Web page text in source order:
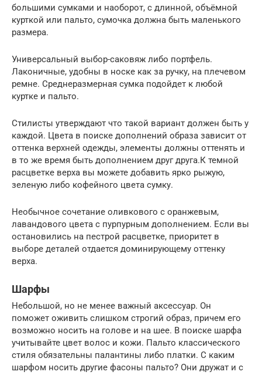
большими сумками и наоборот, с длинной, объёмной
курткой или пальто, сумочка должна быть маленького
размера.
Универсальный выбор-саковяж либо портфель.
Лаконичные, удобны в носке как за ручку, на плечевом
ремне. Среднеразмерная сумка подойдет к любой
куртке и пальто.
Стилисты утверждают что такой вариант должен быть у
каждой. Цвета в поиске дополнений образа зависит от
оттенка верхней одежды, элементы должны оттенять и
в то же время быть дополнением друг друга.К темной
расцветке верха вы можете добавить ярко рыжую,
зеленую либо кофейного цвета сумку.
Необычное сочетание оливкового с оранжевым,
лавандового цвета с пурпурным дополнением. Если вы
остановились на пестрой расцветке, приоритет в
выборе деталей отдается доминирующему оттенку
верха.
Шарфы
Небольшой, но не менее важный аксессуар. Он
поможет оживить слишком строгий образ, причем его
возможно носить на голове и на шее. В поиске шарфа
учитывайте цвет волос и кожи. Пальто классического
стиля обязательны палантины либо платки. С каким
шарфом носить другие фасоны пальто? Они дружат и с